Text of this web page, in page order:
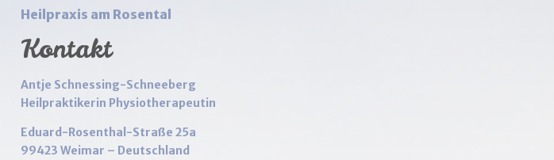
Heilpraxis am Rosental
Kontakt
Antje Schnessing-Schneeberg
Heilpraktikerin Physiotherapeutin
Eduard-Rosenthal-Straße 25a
99423 Weimar – Deutschland